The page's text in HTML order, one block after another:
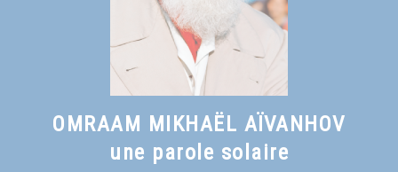
OMRAAM MIKHAËL AÏVANHOV
une parole solaire